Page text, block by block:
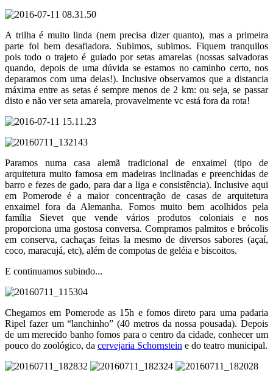
A trilha é muito linda (nem precisa dizer quanto), mas a primeira
parte foi bem desafiadora. Subimos, subimos. Fiquem tranquilos
pois todo o trajeto é guiado por setas amarelas (nossas salvadoras
quando, depois de uma dúvida se estamos no caminho certo, nos
deparamos com uma delas!). Inclusive observamos que a distancia
máxima entre as setas é sempre menos de 2 km: ou seja, se passar
disto e não ver seta amarela, provavelmente vc está fora da rota!
Paramos numa casa alemã tradicional de enxaimel (tipo de
arquitetura muito famosa em madeiras inclinadas e preenchidas de
barro e fezes de gado, para dar a liga e consistência). Inclusive aqui
em Pomerode é a maior concentração de casas de arquitetura
enxaimel fora da Alemanha. Fomos muito bem acolhidos pela
família Sievet que vende vários produtos coloniais e nos
proporciona uma gostosa conversa. Compramos palmitos e brócolis
em conserva, cachaças feitas la mesmo de diversos sabores (açaí,
coco, maracujá, etc), além de compotas de geléia e biscoitos.
E continuamos subindo...
Chegamos em Pomerode as 15h e fomos direto para uma padaria
Ripel fazer um “lanchinho” (40 metros da nossa pousada). Depois
de um merecido banho fomos para o centro da cidade, conhecer um
pouco do zoológico, da cervejaria Schornstein e do teatro municipal.